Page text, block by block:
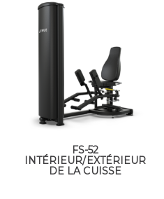
FS-52
INTÉRIEUR/EXTÉRIEUR
DE LA CUISSE